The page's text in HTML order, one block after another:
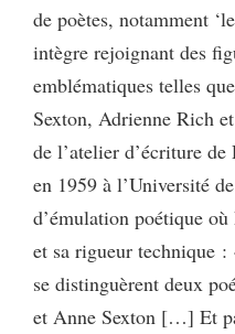
de poètes, notamment
intègre rejoignant des
emblématiques telles
Sexton, Adrienne Rich
de l’atelier d’écriture
en 1959 à l’Université
d’émulation poétique
et sa rigueur technique :
se distinguèrent deux
et Anne Sexton […] Et